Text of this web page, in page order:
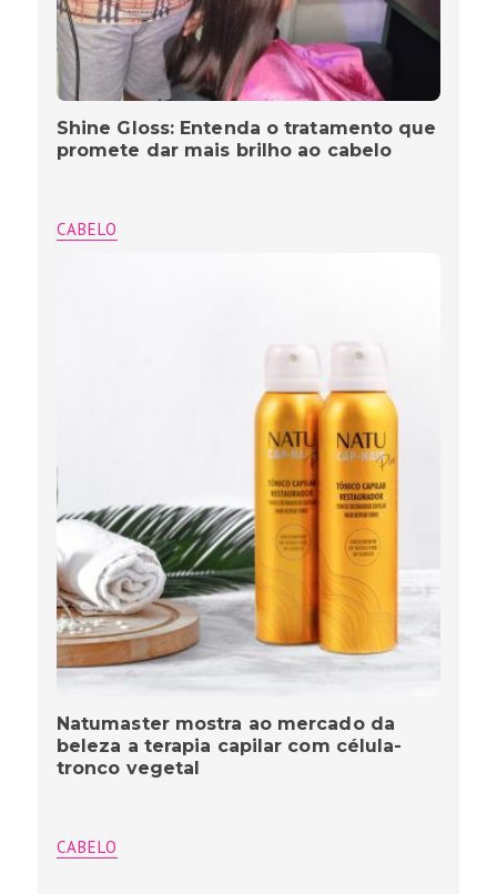
Shine Gloss: Entenda o tratamento que
promete dar mais brilho ao cabelo
CABELO
Natumaster mostra ao mercado da
beleza a terapia capilar com célula-
tronco vegetal
CABELO